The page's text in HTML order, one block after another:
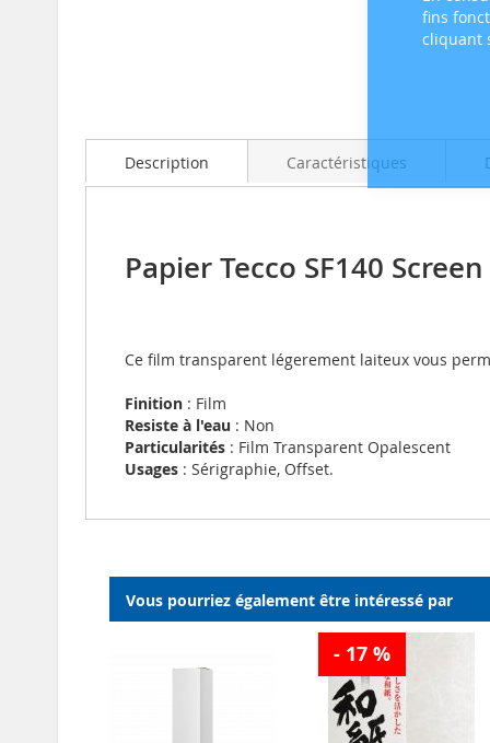
fins
cliquant
Description
Papier Tecco SF140
Ce film transparent légerement laiteux vous
Finition : Film
Resiste à l'eau : Non
Particularités : Film Transparent Opalescent
Usages : Sérigraphie, Offset.
Caractéristiques
Vous pourriez également être intéressé par
- 17 %